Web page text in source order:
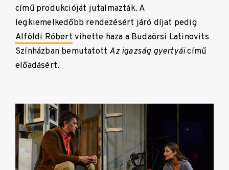
című produkcióját jutalmazták. A
legkiemelkedőbb rendezésért járó díjat pedig
Alföldi Róbert vihette haza a Budaörsi Latinovits
Színházban bemutatott Az igazság gyertyáicímű
előadásért.